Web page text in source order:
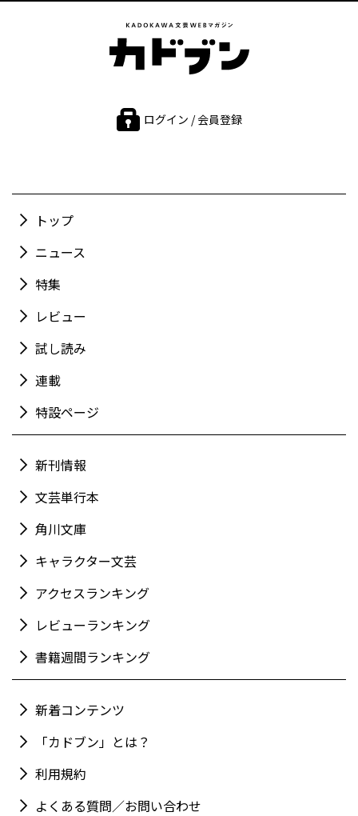
ログイン / 会員登録
トップ
ニュース
特集
レビュー
試し読み
連載
特設ページ
新刊情報
文芸単行本
角川文庫
キャラクター文芸
アクセスランキング
レビューランキング
書籍週間ランキング
新着コンテンツ
「カドブン」とは？
利用規約
よくある質問／お問い合わせ